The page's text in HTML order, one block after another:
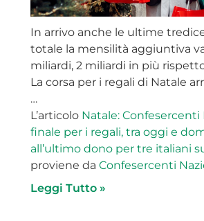
In arrivo anche le ultime
totale la mensilità aggiuntiva
miliardi, 2 miliardi in più
La corsa per i regali di Natale
…
L’articolo Natale: Confesercenti
finale per i regali, tra oggi e
all’ultimo dono per tre italiani
proviene daConfesercenti
Leggi Tutto »